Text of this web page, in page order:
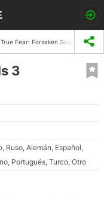
True Fear: Forsaken Souls 3
3
Ruso, Alemán, Español,
Portugués, Turco, Otro